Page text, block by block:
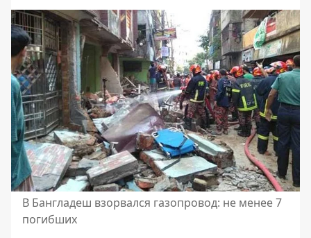
В Бангладеш взорвался газопровод: не менее 7
погибших